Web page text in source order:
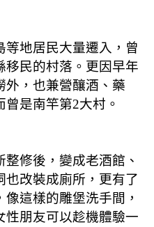
地居民大量遷入，曾
移民的村落。更因早年
外，也兼營釀酒、藥
是南竿第2大村。
修後，變成老酒館、
也改裝成廁所，更有了
像這樣的雕堡洗手間，
性朋友可以趁機體驗一